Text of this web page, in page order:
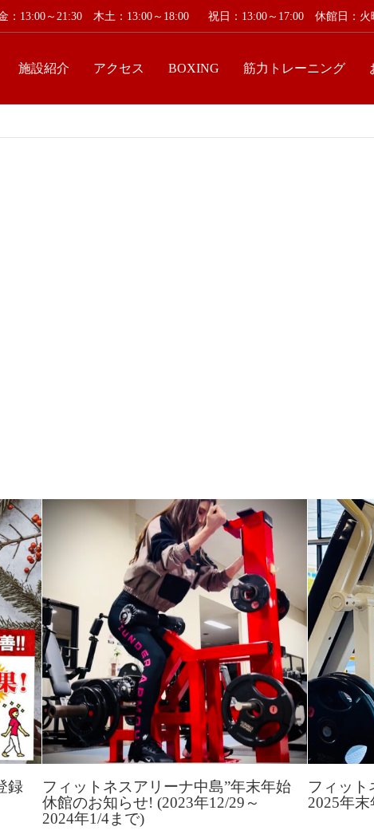
：13:00～21:30 木土：13:00～18:00 祝日：13:00～17:00 休館日：火
施設紹介 アクセス BOXING 筋力トレーニング
録
フィットネスアリーナ中島”年末年始
休館のお知らせ! (2023年12/29～
2024年1/4まで)
フィット
2025年